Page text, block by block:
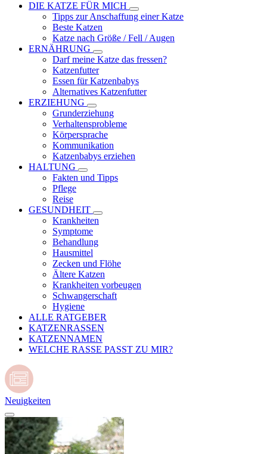
DIE KATZE FÜR MICH
Tipps zur Anschaffung einer Katze
Beste Katzen
Katze nach Größe / Fell / Augen
ERNÄHRUNG
Darf meine Katze das fressen?
Katzenfutter
Essen für Katzenbabys
Alternatives Katzenfutter
ERZIEHUNG
Grunderziehung
Verhaltensprobleme
Körpersprache
Kommunikation
Katzenbabys erziehen
HALTUNG
Fakten und Tipps
Pflege
Reise
GESUNDHEIT
Krankheiten
Symptome
Behandlung
Hausmittel
Zecken und Flöhe
Ältere Katzen
Krankheiten vorbeugen
Schwangerschaft
Hygiene
ALLE RATGEBER
KATZENRASSEN
KATZENNAMEN
WELCHE RASSE PASST ZU MIR?
Neuigkeiten